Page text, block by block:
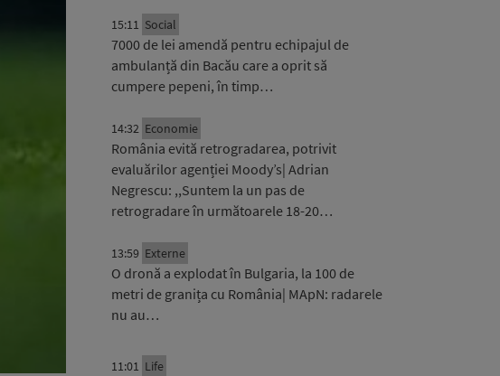
15:11 Social
7000 de lei amendă pentru echipajul de
ambulanță din Bacău care a oprit să
cumpere pepeni, în timp…
14:32 Economie
România evită retrogradarea, potrivit
evaluărilor agenției Moody’s| Adrian
Negrescu: ,,Suntem la un pas de
retrogradare în următoarele 18-20…
13:59 Externe
O dronă a explodat în Bulgaria, la 100 de
metri de granița cu România| MApN: radarele
nu au…
11:01 Life